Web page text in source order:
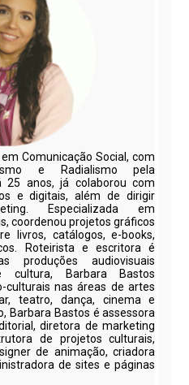
Comunicação Social, com
e Radialismo pela
25 anos, já colaborou com
e digitais, além de dirigir
Especializada em
coordenou projetos gráficos
livros, catálogos, e-books,
Roteirista e escritora é
produções audiovisuais
cultura, Barbara Bastos
culturais nas áreas de artes
teatro, dança, cinema e
Barbara Bastos é assessora
diretora de marketing
de projetos culturais,
de animação, criadora
de sites e páginas